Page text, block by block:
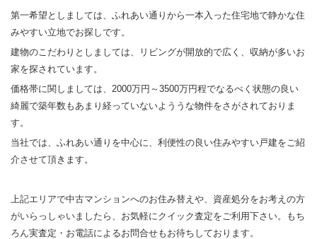
第一希望としましては、ふれあい通りから一本入った住宅地で静かな住
みやすい立地でお探しです。
建物のこだわりとしましては、リビングが開放的で広く、収納が多いお
家を探されています。
価格帯に関しましては、2000万円～3500万円程でなるべく状態の良い
綺麗で築年数もあまり経っていないよううな物件をさがされておりま
す。
当社では、ふれあい通りを中心に、利便性の良い住みやすい戸建をご紹
介させて頂きます。
上記エリアで中古マンションへのお住み替えや、資産処分をお考えの方
がいらっしゃいましたら、お気軽にクイック査定をご利用下さい。もち
ろん実査定・お電話によるお問合せもお待ちしております。